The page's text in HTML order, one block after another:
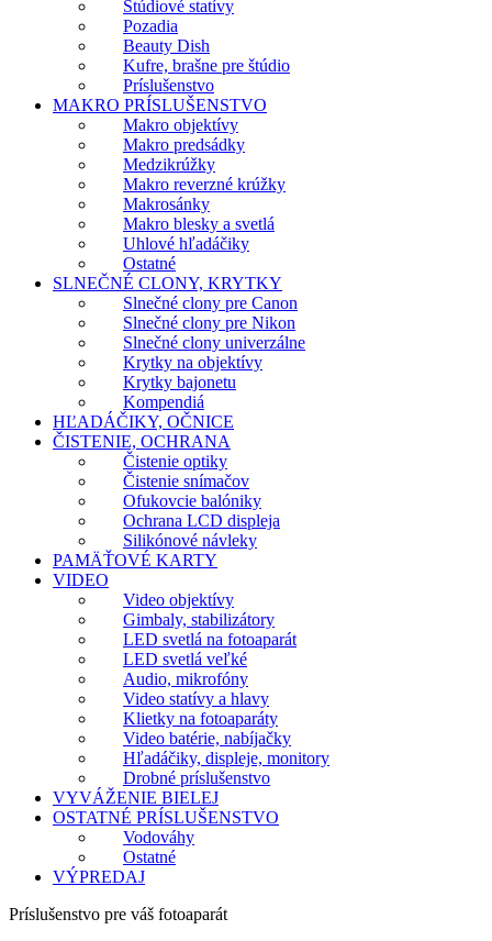
Štúdiové statívy
Pozadia
Beauty Dish
Kufre, brašne pre štúdio
Príslušenstvo
MAKRO PRÍSLUŠENSTVO
Makro objektívy
Makro predsádky
Medzikrúžky
Makro reverzné krúžky
Makrosánky
Makro blesky a svetlá
Uhlové hľadáčiky
Ostatné
SLNEČNÉ CLONY, KRYTKY
Slnečné clony pre Canon
Slnečné clony pre Nikon
Slnečné clony univerzálne
Krytky na objektívy
Krytky bajonetu
Kompendiá
HĽADÁČIKY, OČNICE
ČISTENIE, OCHRANA
Čistenie optiky
Čistenie snímačov
Ofukovcie balóniky
Ochrana LCD displeja
Silikónové návleky
PAMÄŤOVÉ KARTY
VIDEO
Video objektívy
Gimbaly, stabilizátory
LED svetlá na fotoaparát
LED svetlá veľké
Audio, mikrofóny
Video statívy a hlavy
Klietky na fotoaparáty
Video batérie, nabíjačky
Hľadáčiky, displeje, monitory
Drobné príslušenstvo
VYVÁŽENIE BIELEJ
OSTATNÉ PRÍSLUŠENSTVO
Vodováhy
Ostatné
VÝPREDAJ
Príslušenstvo pre váš fotoaparát